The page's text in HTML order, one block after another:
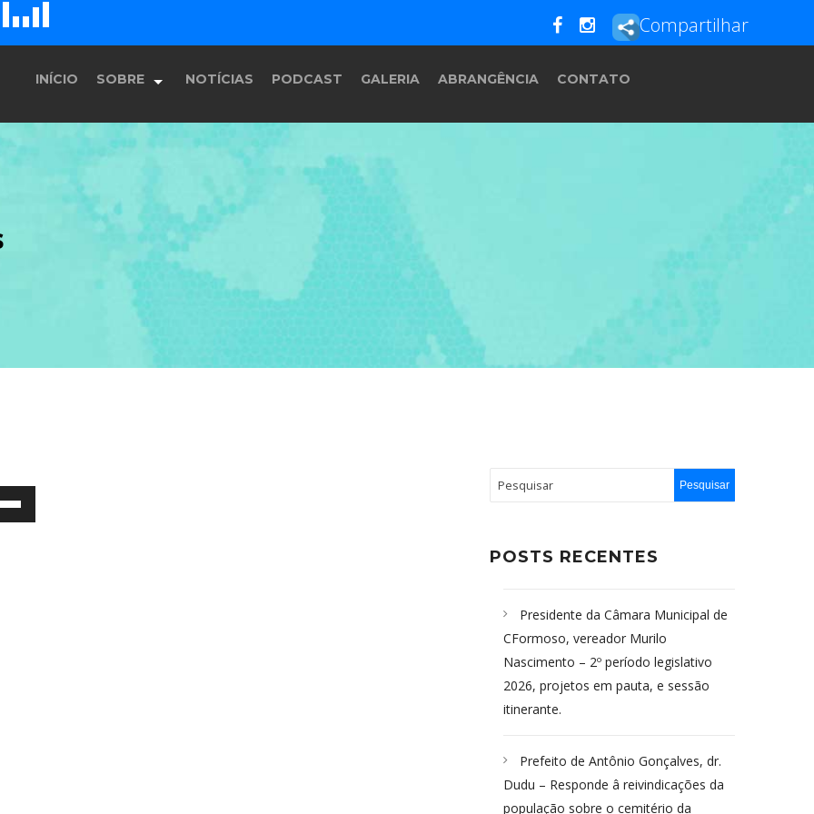
D
E F
H
Compartilhar
INÍCIO SOBRE
História
Equipe
Programação
NOTÍCIAS PODCAST GALERIA ABRANGÊNCIA CONTATO
POSTS RECENTES
Presidente da Câmara Municipal de
CFormoso, vereador Murilo
Nascimento – 2º período legislativo
2026, projetos em pauta, e sessão
itinerante.
Prefeito de Antônio Gonçalves, dr.
Dudu – Responde â reivindicações da
população sobre o cemitério da